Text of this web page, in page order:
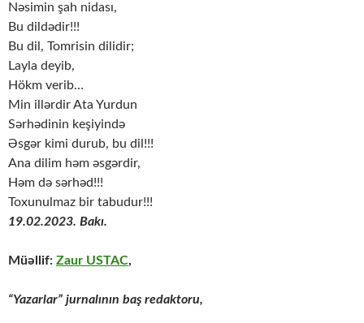
Nəsimin şah nidası,
Bu dildədir!!!
Bu dil, Tomrisin dilidir;
Layla deyib,
Hökm verib…
Min illərdir Ata Yurdun
Sərhədinin keşiyində
Əsgər kimi durub, bu dil!!!
Ana dilim həm əsgərdir,
Həm də sərhəd!!!
Toxunulmaz bir tabudur!!!
19.02.2023. Bakı.
Müəllif: Zaur USTAC,
“Yazarlar” jurnalının baş redaktoru,